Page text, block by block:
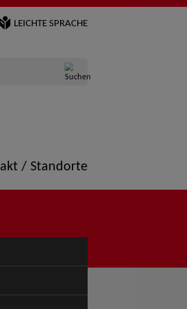
LEICHTE SPRACHE
/ Standorte